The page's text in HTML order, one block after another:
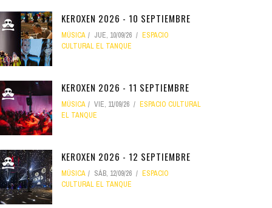
KEROXEN 2026 - 10 SEPTIEMBRE
MÚSICA JUE, 10/09/26
ESPACIO
CULTURAL EL TANQUE
KEROXEN 2026 - 11 SEPTIEMBRE
MÚSICA VIE, 11/09/26
ESPACIO CULTURAL
EL TANQUE
KEROXEN 2026 - 12 SEPTIEMBRE
MÚSICA SÁB, 12/09/26
ESPACIO
CULTURAL EL TANQUE